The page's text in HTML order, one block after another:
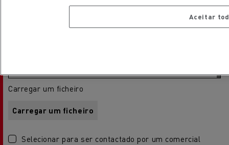
Carregar um ficheiro
Carregar um ficheiro
Selecionar para ser contactado por um comercial
Aceitar